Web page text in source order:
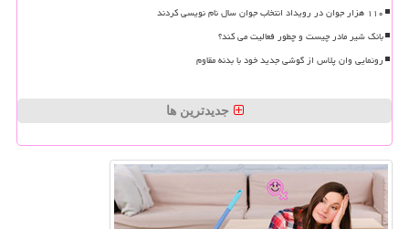
۱۱۰ هزار جوان در رویداد انتخاب جوان سال نام نویسی کردند
بانک شیر مادر چیست و چطور فعالیت می کند؟
رونمایی وان پلاس از گوشی جدید خود با بدنه مقاوم
جدیدترین ها